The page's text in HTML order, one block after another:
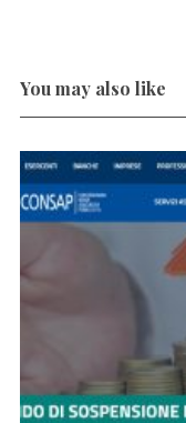
You may also like